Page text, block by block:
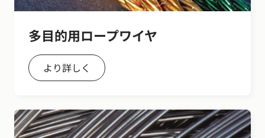
多目的用ロープワイヤ
より詳しく